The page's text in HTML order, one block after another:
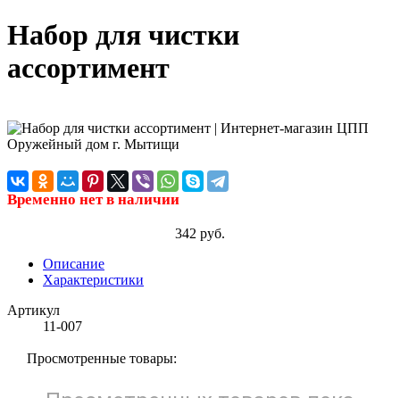
Набор для чистки
ассортимент
Временно нет в наличии
342 руб.
Описание
Характеристики
Артикул
11-007
Просмотренные товары: